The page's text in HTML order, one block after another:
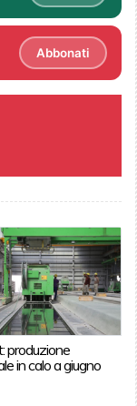
Abbonati
produzione
in calo a giugno